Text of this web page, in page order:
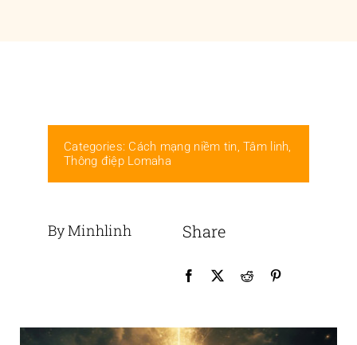
Categories: Cách mạng niềm tin,Tâm linh,
Thông điệp Lomaha
By Minhlinh Share